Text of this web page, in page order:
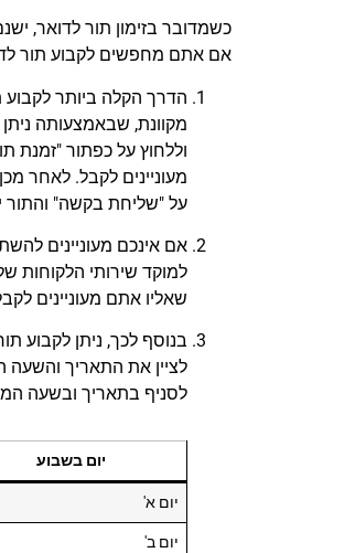
כשמדובר בזימון תור לדואר,
אם אתם מחפשים לקבוע תור
הדרך הקלה ביותר
מקוונת, שבאמצעותה
וללחוץ על כפתור "זמנת
מעוניינים לקבל. לאחר
על "שליחת בקשה" והתור
אם אינכם מעוניינים
למוקד שירותי הלקוחות
שאליו אתם מעוניינים
בנוסף לכך, ניתן לקבוע
לציין את התאריך והשעה
לסניף בתאריך ובשעה
יום בשבוע
יום א'
יום ב'